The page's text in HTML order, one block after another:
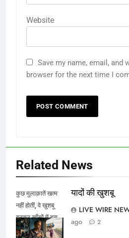
Website
Save my name, email, and
browser for the next time I
Related News
कुछ मुलाक़ातें खत्म
नहीं होतीं, वे खुशबू
बनकर साँसों में बस
जाती हैं।
यादों की खुशबू
LIVE WIRE
ago
2